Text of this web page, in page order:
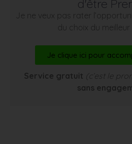
d'être
Je ne veux pas rater
du choix du
Je clique ici pour
Service gratuit (c’est le
sans